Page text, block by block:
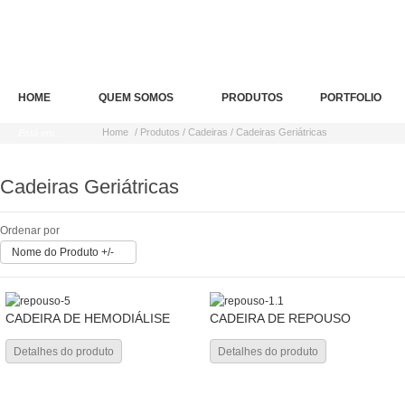
HOME QUEM SOMOS PRODUTOS PORTFOLIO
Home / Produtos / Cadeiras / Cadeiras Geriátricas
Cadeiras Geriátricas
Ordenar por
Nome do Produto +/-
CADEIRA DE HEMODIÁLISE
Detalhes do produto
CADEIRA DE REPOUSO
Detalhes do produto